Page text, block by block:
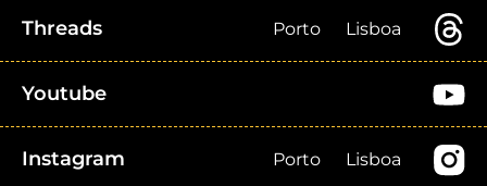
Threads Porto Lisboa
Youtube
Instagram Porto Lisboa